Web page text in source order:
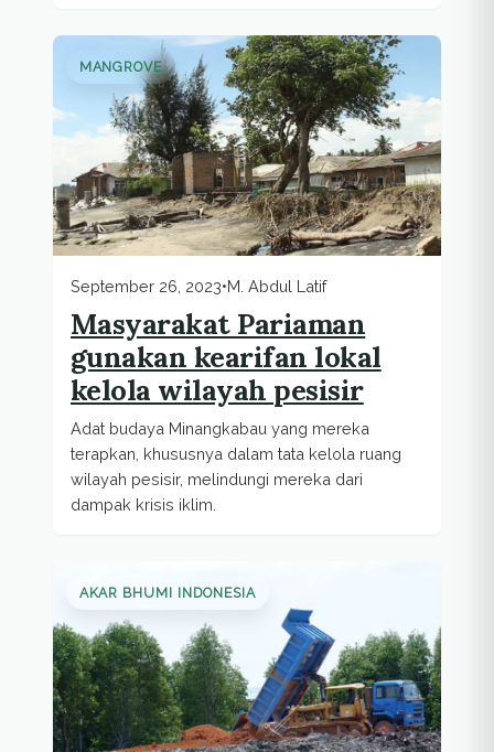
MANGROVE
September 26, 2023•M. Abdul Latif
Masyarakat Pariaman
gunakan kearifan lokal
kelola wilayah pesisir
Adat budaya Minangkabau yang mereka
terapkan, khususnya dalam tata kelola ruang
wilayah pesisir, melindungi mereka dari
dampak krisis iklim.
AKAR BHUMI INDONESIA